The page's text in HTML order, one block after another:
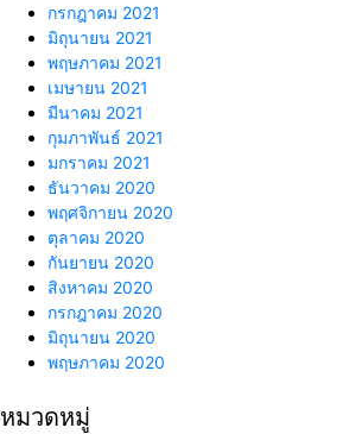
กรกฎาคม 2021
มิถุนายน 2021
พฤษภาคม 2021
เมษายน 2021
มีนาคม 2021
กุมภาพันธ์ 2021
มกราคม 2021
ธันวาคม 2020
พฤศจิกายน 2020
ตุลาคม 2020
กันยายน 2020
สิงหาคม 2020
กรกฎาคม 2020
มิถุนายน 2020
พฤษภาคม 2020
หมวดหมู่